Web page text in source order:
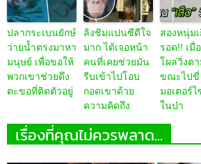
ปลากระเบนยักษ์
ว่ายน้ำตรงมาหา
มนุษย์ เพื่อขอให้
พวกเขาช่วยดึง
ตะขอที่ติดตัวอยู่
ลิงชิมแปนซีดีใจ
มาก ได้เจอหน้า
คนที่เคยช่วยมัน
รีบเข้าไปโอบ
กอดเขาด้วย
ความคิดถึง
สองหนุ่ม
รอด!! เมื่อ
โผล่วิ่งต
ขณะไปขี่
มอเตอร์
ในป่า
เรื่องที่คุณไม่ควรพลาด...